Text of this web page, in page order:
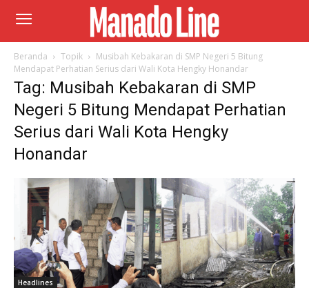
Beranda Topik
Musibah Kebakaran di SMP Negeri 5 Bitung
Mendapat Perhatian Serius dari Wali Kota Hengky Honandar
Tag: Musibah Kebakaran di SMP
Negeri 5 Bitung Mendapat Perhatian
Serius dari Wali Kota Hengky
Honandar
Headlines